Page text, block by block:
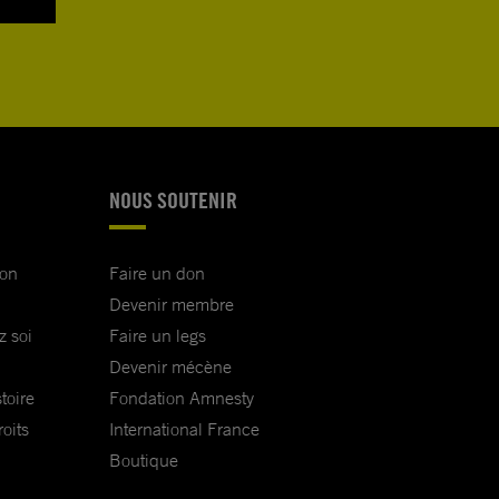
soi
NOUS SOUTENIR
Faire un don
Devenir membre
Faire un legs
Devenir mécène
Fondation Amnesty
International France
Boutique